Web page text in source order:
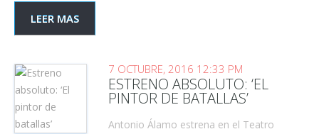
LEER MAS
7 OCTUBRE, 2016 12:33 PM
ESTRENO ABSOLUTO: ‘EL
PINTOR DE BATALLAS’
Antonio Álamo estrena en el Teatro